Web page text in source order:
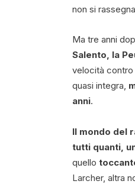
non si
Ma tre anni
Salento, la
velocità contro
quasi integra,
anni.
Il mondo del
tutti quanti,
quello
Larcher, altra